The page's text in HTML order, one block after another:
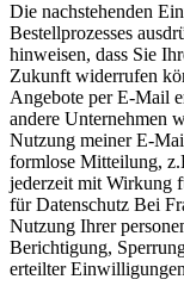
Die nachstehenden
Bestellprozesses
hinweisen, dass Sie
Zukunft widerrufen
Angebote per E-Mail
andere Unternehmen
Nutzung meiner E-
formlose Mitteilung,
jederzeit mit Wirkung
für Datenschutz Bei
Nutzung Ihrer
Berichtigung,
erteilter